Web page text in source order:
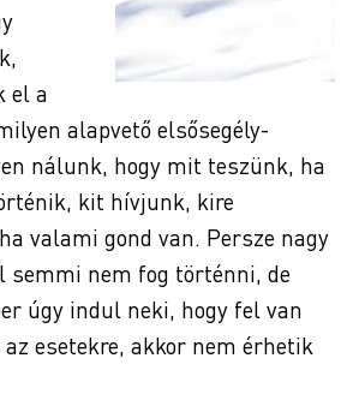
el a
alapvető elsősegély-
nálunk, hogy mit teszünk, ha
kit hívjunk, kire
valami gond van. Persze nagy
semmi nem fog történni, de
úgy indul neki, hogy fel van
az esetekre, akkor nem érhetik